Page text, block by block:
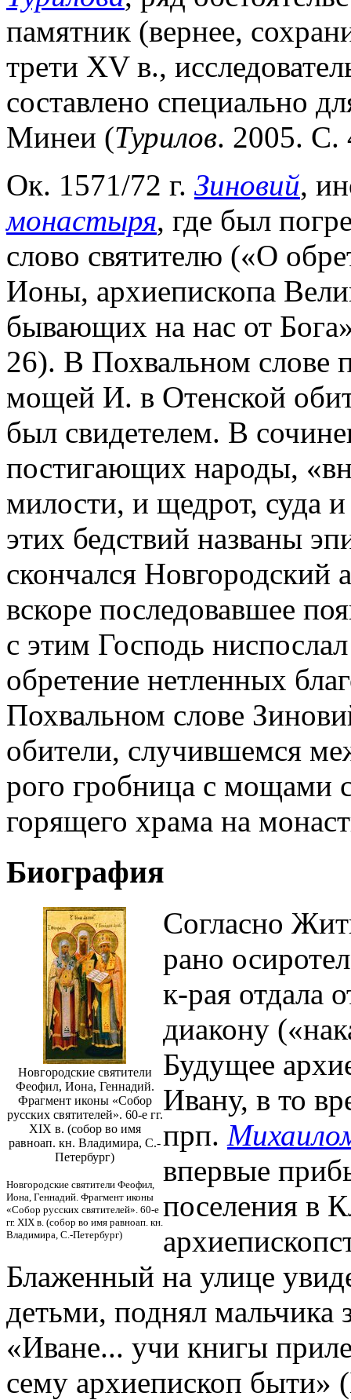
памятник (вернее,
трети XV в.,
составлено специально
Минеи (Турилов. 2005.
Ок. 1571/72 г. Зиновий,
монастыря, где был
слово святителю («О
Ионы, архиепископа
бывающих на нас от
26). В Похвальном слове
мощей И. в Отенской
был свидетелем. В
постигающих народы,
милости, и щедрот, суда
этих бедствий названы
скончался Новгородский
вскоре последовавшее
с этим Господь
обретение нетленных
Похвальном слове
обители, случившемся
рого гробница с мощами
горящего храма на
Биография
Новгородские святители
Феофил, Иона, Геннадий.
Фрагмент иконы «Собор
русских святителей». 60-е гг.
XIX в. (собор во имя
равноап. кн. Владимира, С.-
Петербург)
Новгородские святители Феофил,
Иона, Геннадий. Фрагмент иконы
«Собор русских святителей». 60-е
гг. XIX в. (собор во имя равноап. кн.
Владимира, С.-Петербург)
Согласно
рано
к-рая отдала
диакону
Будущее
Ивану, в то
прп.
впервые
поселения в
Блаженный на улице
детьми, поднял мальчика
«Иване... учи книгы
сему архиепископ